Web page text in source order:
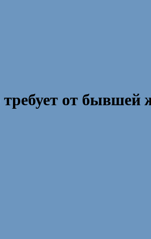
от бывшей